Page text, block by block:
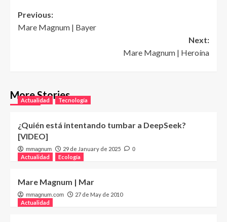
Post
navigation
Previous:
Mare Magnum | Bayer
Next:
Mare Magnum | Heroína
More Stories
Actualidad Tecnología
¿Quién está intentando tumbar a DeepSeek?
[VIDEO]
mmagnum 29 de January de 2025 0
Actualidad Ecología
Mare Magnum | Mar
mmagnum.com
27 de May de 2010
Actualidad